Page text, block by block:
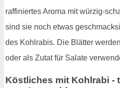
raffiniertes Aroma mit würzig-
sind sie noch etwas
des Kohlrabis. Die Blätter
oder als Zutat für Salate
Köstliches mit Kohlrabi -